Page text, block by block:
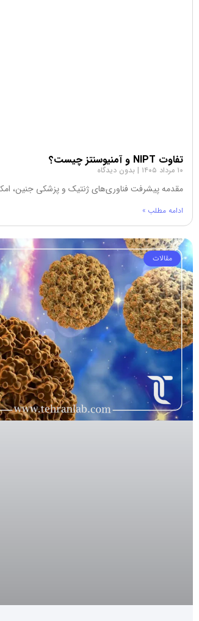
تفاوت NIPT و آمنیوسنتز چیست؟
۱۰ مرداد ۱۴۰۵ بدون دیدگاه
مقدمه پیشرفت فناوری‌های ژنتیک و پزشکی جنین،
ادامه مطلب »
مقالات